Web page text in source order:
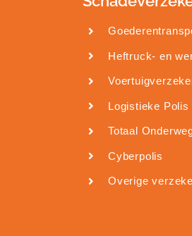
Heftruck- en
Logistieke Polis
Totaal
Cyberpolis
Overige